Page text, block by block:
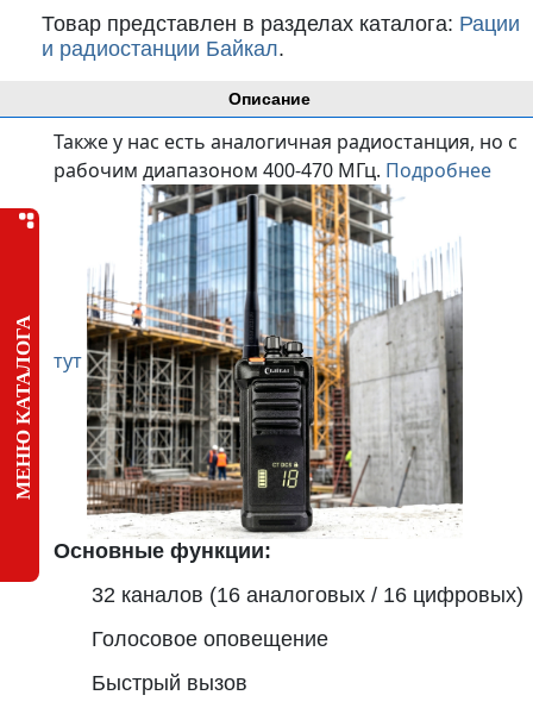
МЕНЮ КАТАЛОГА
Описание
Также у нас есть аналогичная радиостанция, но с
рабочим диапазоном 400-470 МГц. Подробнее
тут
Основные функции:
32 каналов (16 аналоговых / 16 цифровых)
Голосовое оповещение
Быстрый вызов
Товар представлен в разделах каталога: Рации
и радиостанции Байкал.